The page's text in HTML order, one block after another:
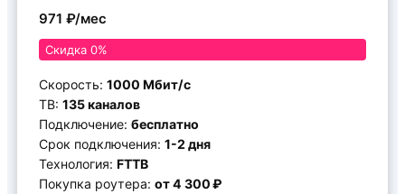
971 ₽/мес
Скидка 0%
Скорость: 1000 Мбит/с
ТВ: 135 каналов
Подключение: бесплатно
Срок подключения: 1-2 дня
Технология: FTTB
Покупка роутера: от 4 300 ₽